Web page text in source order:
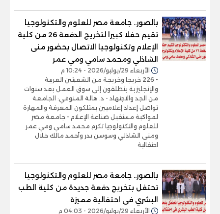
بالصور.. جامعة مصر للعلوم والتكنولوجيا
تقيم حفلا كبيرا لتخريج الدفعة 26 من كلية
الإعلام وتكنولوجيا الاتصال بحضور منى
الشاذلي ومحمد سامي ومي عمر
الأربعاء 29/يوليو/2026 - 10:24 م
- 226 خريجا وخريجة من الشعبتين العربية
والإنجليزية ينطلقون إلى سوق العمل بعد سنوات
من الجد والاجتهاد - د. هالة المنوفي: الجامعة
تواصل إعداد إعلاميين يمتلكون المعرفة والمهارة
لمواكبة مستقبل صناعة الإعلام - جامعة مصر
للعلوم والتكنولوجيا تكرم محمد سامي ومي عمر
ومنى الشاذلي وسوسن بدر وأحمد مالك خلال
احتفالية
بالصور.. جامعة مصر للعلوم والتكنولوجيا
تحتفل بتخريج دفعة جديدة من كلية الطب
البشري فى احتفالية مميزة
الأربعاء 29/يوليو/2026 - 04:03 م